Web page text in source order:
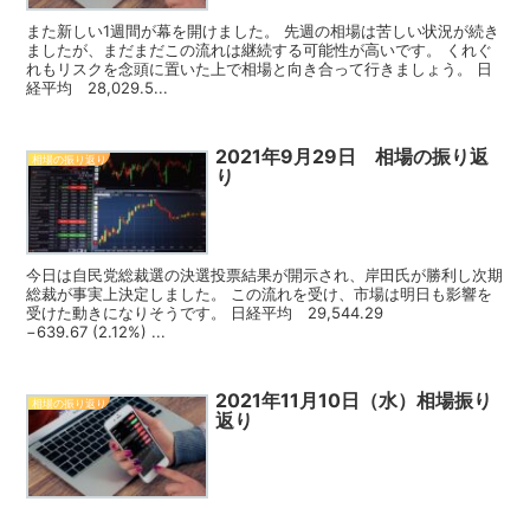
また新しい1週間が幕を開けました。 先週の相場は苦しい状況が続き
ましたが、まだまだこの流れは継続する可能性が高いです。 くれぐ
れもリスクを念頭に置いた上で相場と向き合って行きましょう。 日
経平均 28,029.5...
相場の振り返り
2021年9月29日 相場の振り返
り
今日は自民党総裁選の決選投票結果が開示され、岸田氏が勝利し次期
総裁が事実上決定しました。 この流れを受け、市場は明日も影響を
受けた動きになりそうです。 日経平均 29,544.29
−639.67 (2.12%) ...
相場の振り返り
2021年11月10日（水）相場振り
返り